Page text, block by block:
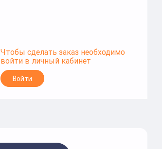
Чтобы сделать заказ необходимо
войти в личный кабинет
Войти